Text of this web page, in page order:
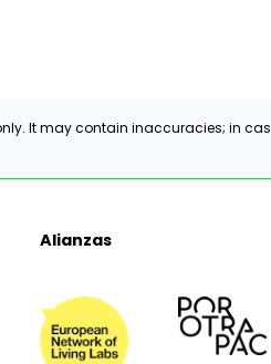
It may contain inaccuracies; in
Alianzas